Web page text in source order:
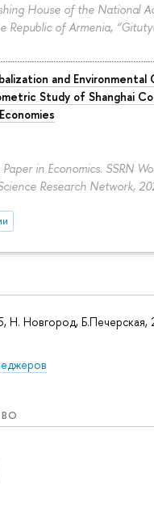
House of the National
Republic of Armenia,
and Environmental
Study of Shanghai
in Economics. SSRN
Research Network,
Н. Новгород, Б.Печерская,